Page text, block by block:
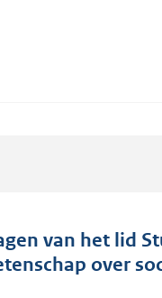
van het lid
over